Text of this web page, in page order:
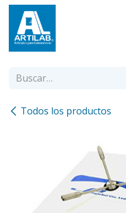
Ir al contenido
Todos los productos